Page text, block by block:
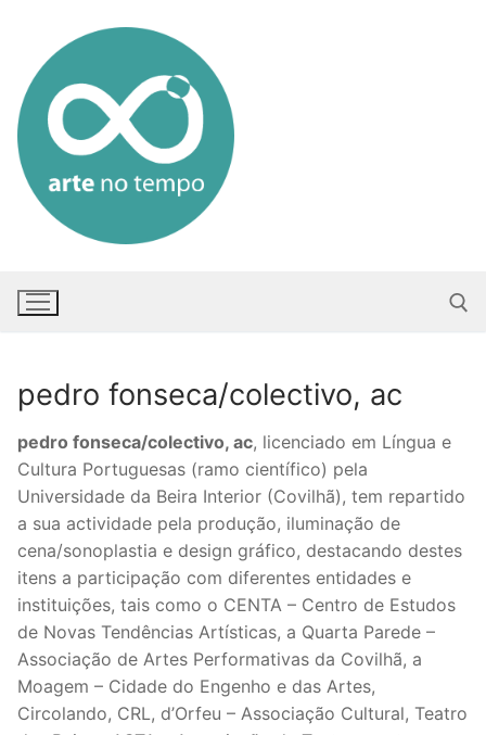
conteúdo
pedro fonseca/colectivo, ac
pedro fonseca/colectivo, ac, licenciado em Língua e
Cultura Portuguesas (ramo científico) pela
Universidade da Beira Interior (Covilhã), tem repartido
a sua actividade pela produção, iluminação de
cena/sonoplastia e design gráfico, destacando destes
itens a participação com diferentes entidades e
instituições, tais como o CENTA – Centro de Estudos
de Novas Tendências Artísticas, a Quarta Parede –
Associação de Artes Performativas da Covilhã, a
Moagem – Cidade do Engenho e das Artes,
Circolando, CRL, d’Orfeu – Associação Cultural, Teatro